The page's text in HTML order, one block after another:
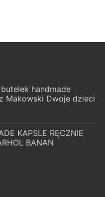
handmade
Makowski Dwoje dzieci
KAPSLE RĘCZNIE
BANAN